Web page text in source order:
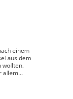
einem
aus dem
wollten.
allem
Alltag